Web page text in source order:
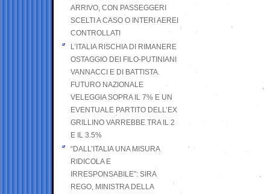
ARRIVO, CON PASSEGGERI
SCELTI A CASO O INTERI AEREI
CONTROLLATI
L’ITALIA RISCHIA DI RIMANERE
OSTAGGIO DEI FILO-PUTINIANI
VANNACCI E DI BATTISTA.
FUTURO NAZIONALE
VELEGGIA SOPRA IL 7% E UN
EVENTUALE PARTITO DELL’EX
GRILLINO VARREBBE TRA IL 2
E IL 3.5%
“DALL’ITALIA UNA MISURA
RIDICOLA E
IRRESPONSABILE”: SIRA
REGO, MINISTRA DELLA